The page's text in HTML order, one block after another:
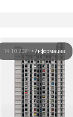
14.10.2021 • Информации